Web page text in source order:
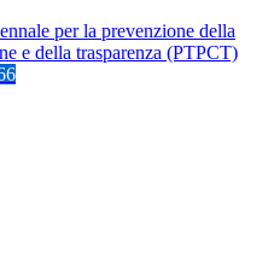
per la prevenzione della
e della trasparenza (PTPCT)